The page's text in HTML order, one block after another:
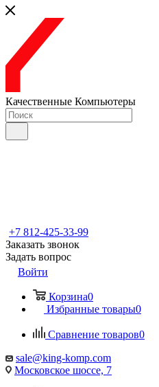
Качественные Компьютеры
+7 812-425-33-99
Заказать звонок
Задать вопрос
Войти
Корзина0
Избранные товары0
Сравнение товаров0
sale@king-komp.com
Московское шоссе, 7